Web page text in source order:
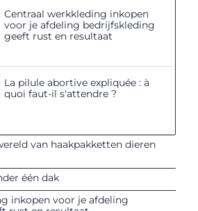
Centraal werkkleding inkopen
voor je afdeling bedrijfskleding
geeft rust en resultaat
La pilule abortive expliquée : à
quoi faut-il s'attendre ?
van haakpakketten dieren
één dak
inkopen voor je afdeling